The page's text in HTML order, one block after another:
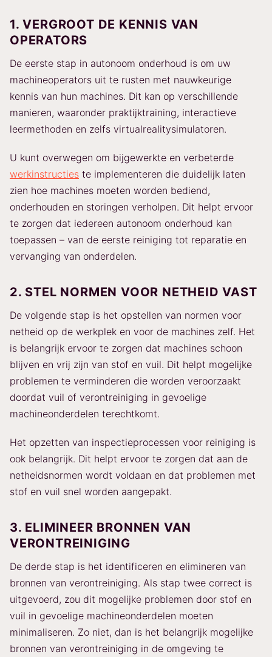
1. VERGROOT DE KENNIS VAN
OPERATORS
De eerste stap in autonoom onderhoud is om uw
machineoperators uit te rusten met nauwkeurige
kennis van hun machines. Dit kan op verschillende
manieren, waaronder praktijktraining, interactieve
leermethoden en zelfs virtualrealitysimulatoren.
U kunt overwegen om bijgewerkte en verbeterde
werkinstructies te implementeren die duidelijk laten
zien hoe machines moeten worden bediend,
onderhouden en storingen verholpen. Dit helpt ervoor
te zorgen dat iedereen autonoom onderhoud kan
toepassen – van de eerste reiniging tot reparatie en
vervanging van onderdelen.
2. STEL NORMEN VOOR NETHEID VAST
De volgende stap is het opstellen van normen voor
netheid op de werkplek en voor de machines zelf. Het
is belangrijk ervoor te zorgen dat machines schoon
blijven en vrij zijn van stof en vuil. Dit helpt mogelijke
problemen te verminderen die worden veroorzaakt
doordat vuil of verontreiniging in gevoelige
machineonderdelen terechtkomt.
Het opzetten van inspectieprocessen voor reiniging is
ook belangrijk. Dit helpt ervoor te zorgen dat aan de
netheidsnormen wordt voldaan en dat problemen met
stof en vuil snel worden aangepakt.
3. ELIMINEER BRONNEN VAN
VERONTREINIGING
De derde stap is het identificeren en elimineren van
bronnen van verontreiniging. Als stap twee correct is
uitgevoerd, zou dit mogelijke problemen door stof en
vuil in gevoelige machineonderdelen moeten
minimaliseren. Zo niet, dan is het belangrijk mogelijke
bronnen van verontreiniging in de omgeving te